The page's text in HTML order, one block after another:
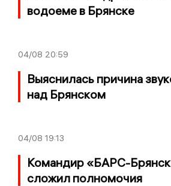
водоеме в Брянске
04/08 20:59
Выяснилась причина
над Брянском
04/08 19:13
Командир «БАРС-
сложил полномочия